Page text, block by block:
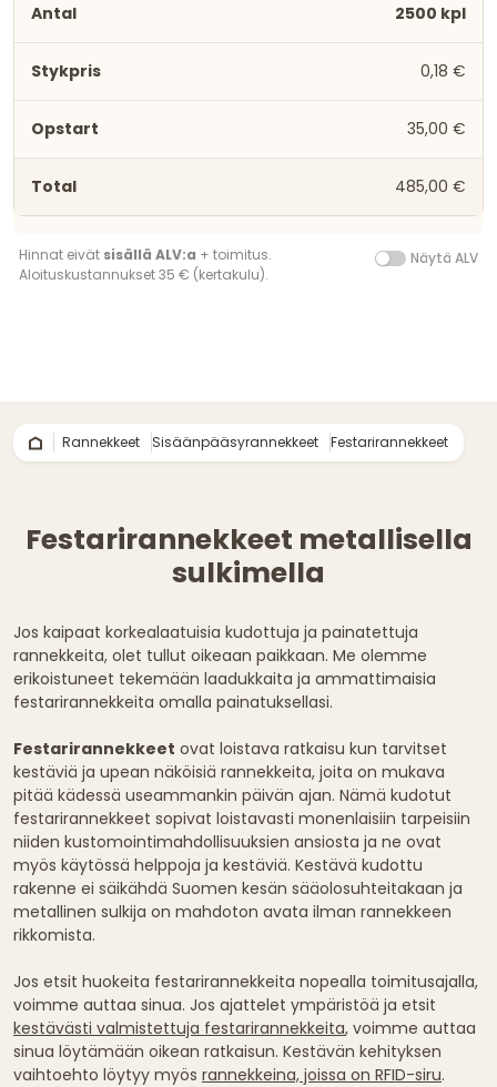
2500 kpl
0,18 €
35,00 €
485,00 €
Hinnat eivät sisällä ALV:a + toimitus.
Aloituskustannukset 35 € (kertakulu).
Näytä ALV
Rannekkeet Sisäänpääsyrannekkeet Festarirannekkeet
Festarirannekkeet metallisella
sulkimella
Jos kaipaat korkealaatuisia kudottuja ja painatettuja
rannekkeita, olet tullut oikeaan paikkaan. Me olemme
erikoistuneet tekemään laadukkaita ja ammattimaisia
festarirannekkeita omalla painatuksellasi.
Festarirannekkeet ovat loistava ratkaisu kun tarvitset
kestäviä ja upean näköisiä rannekkeita, joita on mukava
pitää kädessä useammankin päivän ajan. Nämä kudotut
festarirannekkeet sopivat loistavasti monenlaisiin tarpeisiin
niiden kustomointimahdollisuuksien ansiosta ja ne ovat
myös käytössä helppoja ja kestäviä. Kestävä kudottu
rakenne ei säikähdä Suomen kesän sääolosuhteitakaan ja
metallinen sulkija on mahdoton avata ilman rannekkeen
rikkomista.
Jos etsit huokeita festarirannekkeita nopealla toimitusajalla,
voimme auttaa sinua. Jos ajattelet ympäristöä ja etsit
kestävästi valmistettuja festarirannekkeita, voimme auttaa
sinua löytämään oikean ratkaisun. Kestävän kehityksen
vaihtoehto löytyy myös rannekkeina, joissa on RFID-siru.